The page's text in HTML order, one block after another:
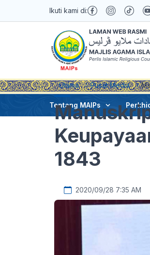
Ikuti kami di:
Tentang MAIPs
Utama Pusat Media
1843
2020/09/28 7:35 AM